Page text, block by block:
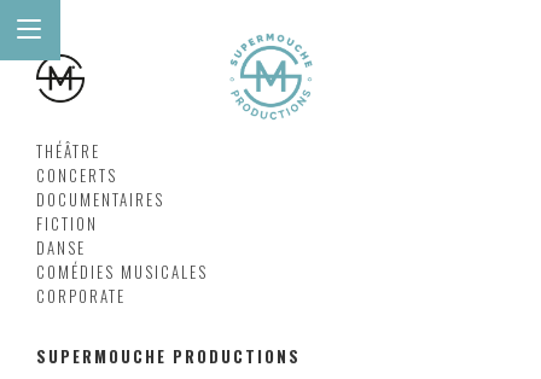
THÉÂTRE
CONCERTS
DOCUMENTAIRES
FICTION
DANSE
COMÉDIES MUSICALES
CORPORATE
SUPERMOUCHE PRODUCTIONS